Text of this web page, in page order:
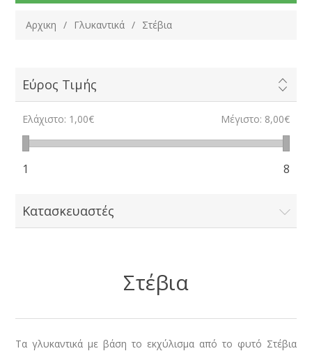
Αρχικη / Γλυκαντικά / Στέβια
Εύρος Τιμής
Ελάχιστο: 1,00€ Μέγιστο: 8,00€
1 8
Κατασκευαστές
Στέβια
Τα γλυκαντικά με βάση το εκχύλισμα από το φυτό Στέβια